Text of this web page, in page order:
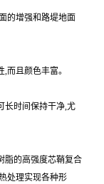
的增强和路堤地面
而且颜色丰富。
长时间保持干净,尤
脂的高强度芯鞘复合
处理实现各种形